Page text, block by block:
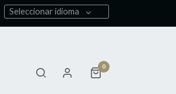
Seleccionar idioma
0